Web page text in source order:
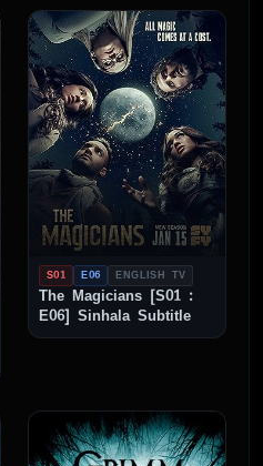
S01 E06 ENGLISH TV
The Magicians [S01 :
E06] Sinhala Subtitle